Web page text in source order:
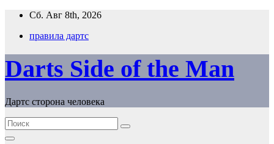
Перейти
содержимому
Сб. Авг 8th, 2026
правила дартс
Darts Side of the Man
Дартс сторона человека